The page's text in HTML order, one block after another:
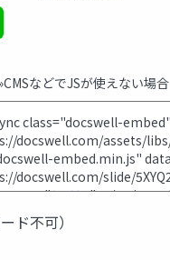
などでJSが使えない場合
ド不可）